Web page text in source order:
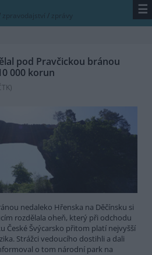
zpravodajství / zprávy ☰
pod Pravčickou bránou
000 korun
)
nedaleko Hřenska na Děčínsku si
rozdělala oheň, který při odchodu
České Švýcarsko přitom platí nejvyšší
Strážci vedoucího dostihli a dali
o tom národní park na